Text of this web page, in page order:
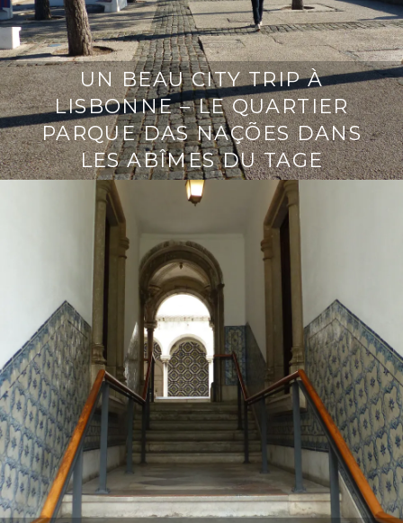
UN BEAU CITY TRIP À
LISBONNE – LE QUARTIER
PARQUE DAS NAÇÕES DANS
LES ABÎMES DU TAGE